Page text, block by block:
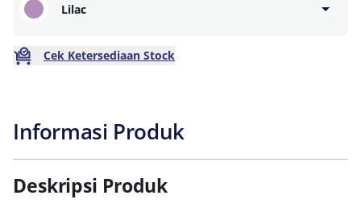
Lilac
Cek Ketersediaan Stock
Informasi Produk
Deskripsi Produk